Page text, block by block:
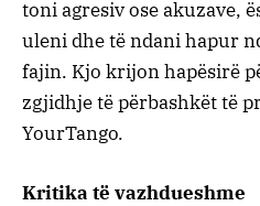
toni agresiv ose akuzave,
uleni dhe të ndani hapur
fajin. Kjo krijon hapësirë
zgjidhje të përbashkët të
YourTango.
Kritika të vazhdueshme